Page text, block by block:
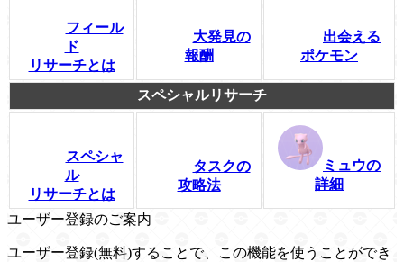
フィール
ド
リサーチとは
大発見の
報酬
出会える
ポケモン
スペシャルリサーチ
スペシャ
ル
リサーチとは
タスクの
攻略法
ミュウの
詳細
ユーザー登録のご案内
ユーザー登録(無料)することで、この機能を使うことができ